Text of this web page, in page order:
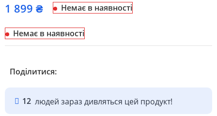
₴ Немає в наявності
Немає в наявності
Поділитися:
12 людей зараз дивляться цей продукт!